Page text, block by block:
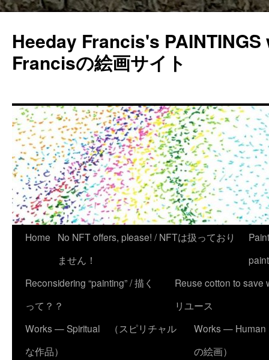
Heeday Francis's
Francisの絵画サイト
Home
No NFT offers, please! / NFTは扱っており
ません！
Reconsidering “painting” / 描く
って？？
Reuse cotton to save
リユース
Works — Spiritual （スピリチャル
な作品）
Works — Human
の絵画）